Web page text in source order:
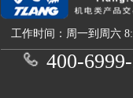
工作时间：周一到周六
400-